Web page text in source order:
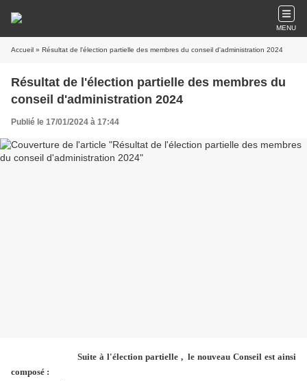
MENU
Accueil » Résultat de l'élection partielle des membres du conseil d'administration 2024
Résultat de l'élection partielle des membres du
conseil d'administration 2024
Publié le 17/01/2024 à 17:44
Suite à l'élection partielle , le nouveau Conseil est ainsi
composé :